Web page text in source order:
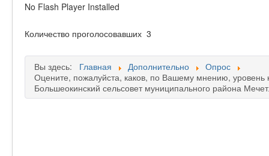
No Flash Player Installed
Количество проголосовавших 3
Вы здесь: Главная Дополнительно
Опрос
Оцените, пожалуйста, каков, по Вашему мнению, уровень
Большеокинский сельсовет муниципального района